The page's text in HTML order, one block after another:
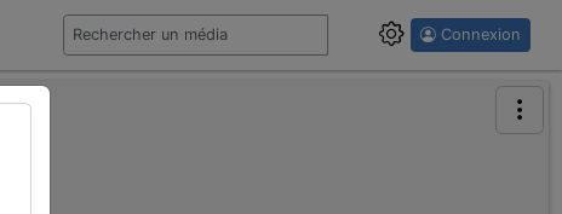
Connexion